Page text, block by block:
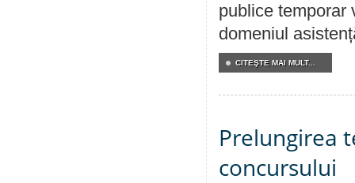
publice temporar
domeniul
CITEŞTE MAI MULT...
Prelungirea
concursului